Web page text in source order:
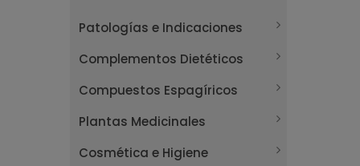
Patologías e Indicaciones
Complementos Dietéticos
Compuestos Espagíricos
Plantas Medicinales
Cosmética e Higiene